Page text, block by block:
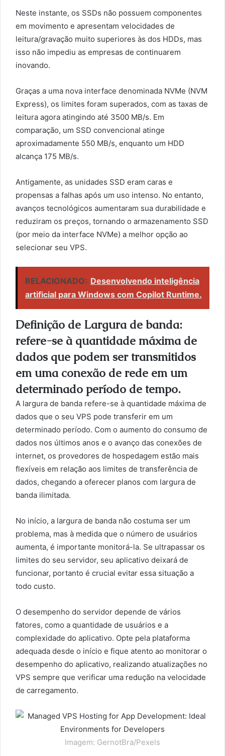
Neste instante, os SSDs não possuem componentes
em movimento e apresentam velocidades de
leitura/gravação muito superiores às dos HDDs, mas
isso não impediu as empresas de continuarem
inovando.
Graças a uma nova interface denominada NVMe (NVM
Express), os limites foram superados, com as taxas de
leitura agora atingindo até 3500 MB/s. Em
comparação, um SSD convencional atinge
aproximadamente 550 MB/s, enquanto um HDD
alcança 175 MB/s.
Antigamente, as unidades SSD eram caras e
propensas a falhas após um uso intenso. No entanto,
avanços tecnológicos aumentaram sua durabilidade e
reduziram os preços, tornando o armazenamento SSD
(por meio da interface NVMe) a melhor opção ao
selecionar seu VPS.
RELACIONADO: Desenvolvendo inteligência
artificial para Windows com Copilot Runtime.
Definição de Largura de banda:
refere-se à quantidade máxima de
dados que podem ser transmitidos
em uma conexão de rede em um
determinado período de tempo.
A largura de banda refere-se à quantidade máxima de
dados que o seu VPS pode transferir em um
determinado período. Com o aumento do consumo de
dados nos últimos anos e o avanço das conexões de
internet, os provedores de hospedagem estão mais
flexíveis em relação aos limites de transferência de
dados, chegando a oferecer planos com largura de
banda ilimitada.
No início, a largura de banda não costuma ser um
problema, mas à medida que o número de usuários
aumenta, é importante monitorá-la. Se ultrapassar os
limites do seu servidor, seu aplicativo deixará de
funcionar, portanto é crucial evitar essa situação a
todo custo.
O desempenho do servidor depende de vários
fatores, como a quantidade de usuários e a
complexidade do aplicativo. Opte pela plataforma
adequada desde o início e fique atento ao monitorar o
desempenho do aplicativo, realizando atualizações no
VPS sempre que verificar uma redução na velocidade
de carregamento.
Imagem: GernotBra/Pexels